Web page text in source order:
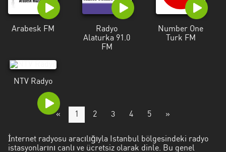
Arabesk FM
Radyo
Alaturka 91.0
FM
Number One
Turk FM
NTV Radyo
« 1 2 3 4 5 »
İnternet radyosu aracılığıyla Istanbul bölgesindeki radyo
istasyonlarını canlı ve ücretsiz olarak dinle. Bu genel